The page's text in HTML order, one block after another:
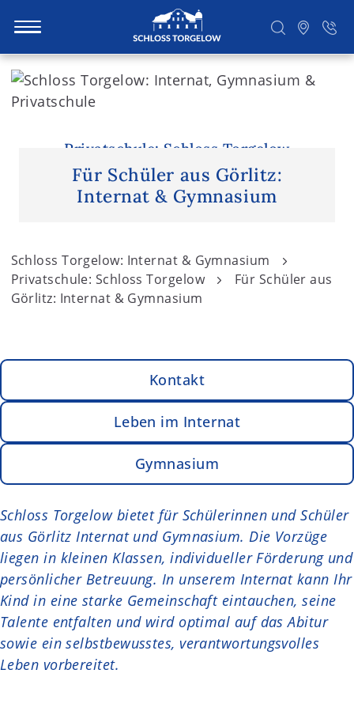
S
Privatschule: Schloss Torgelow
Für Schüler aus Görlitz:
Internat & Gymnasium
Schloss Torgelow: Internat & Gymnasium
Privatschule: Schloss Torgelow
Für Schüler aus
Görlitz: Internat & Gymnasium
Kontakt
Leben im Internat
Gymnasium
Schloss Torgelow bietet für Schülerinnen und Schüler
aus Görlitz Internat und Gymnasium. Die Vorzüge
liegen in kleinen Klassen, individueller Förderung und
persönlicher Betreuung. In unserem Internat kann Ihr
Kind in eine starke Gemeinschaft eintauchen, seine
Talente entfalten und wird optimal auf das Abitur
sowie ein selbstbewusstes, verantwortungsvolles
Leben vorbereitet.